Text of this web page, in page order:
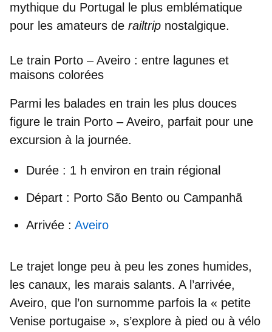
mythique du Portugal
le plus emblématique
pour les amateurs de railtrip nostalgique.
Le train Porto – Aveiro : entre lagunes et
maisons colorées
Parmi les balades en train les plus douces
figure le train Porto – Aveiro, parfait pour une
excursion à la journée.
Durée : 1 h environ en train régional
Départ : Porto São Bento ou Campanhã
Arrivée : Aveiro
Le trajet longe peu à peu les zones humides,
les canaux, les marais salants. A l’arrivée,
Aveiro, que l’on surnomme parfois la « petite
Venise portugaise », s’explore à pied ou à vélo